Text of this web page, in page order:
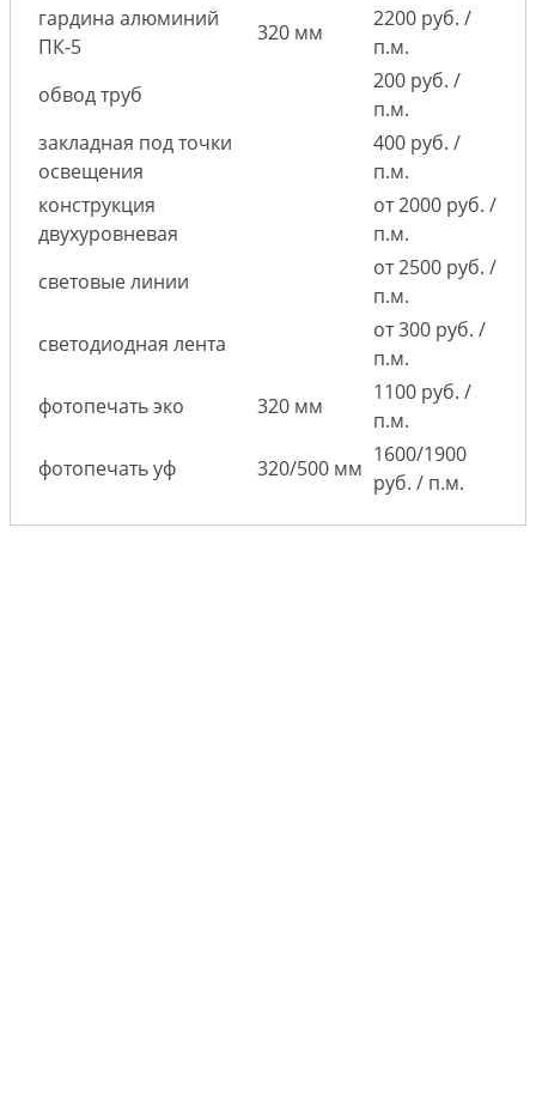
гардина алюминий
ПК-5
320 мм
2200 руб. /
п.м.
обвод труб
200 руб. /
п.м.
закладная под точки
освещения
400 руб. /
п.м.
конструкция
двухуровневая
от 2000 руб. /
п.м.
световые линии
от 2500 руб. /
п.м.
светодиодная лента
от 300 руб. /
п.м.
фотопечать эко
320 мм
1100 руб. /
п.м.
фотопечать уф
320/500 мм
1600/1900
руб. / п.м.